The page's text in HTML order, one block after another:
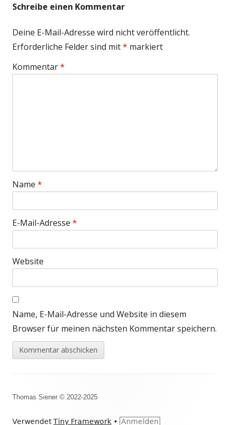
Schreibe einen Kommentar
Deine E-Mail-Adresse wird nicht veröffentlicht.
Erforderliche Felder sind mit* markiert
Kommentar*
Name *
E-Mail-Adresse *
Website
Name, E-Mail-Adresse und Website in diesem
Browser für meinen nächsten Kommentar speichern.
Inhalt
Thomas Siener © 2022-2025
VerwendetTiny Framework • Anmelden